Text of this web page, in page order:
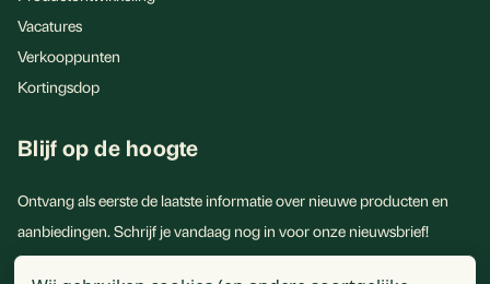
Duurzaam en natuurlijk
Onze vitamine D3 is duurzaam, want het wordt gewonnen
betekent dat je niet alleen je vitamine D-niveau verhoogt,
Sterke botten, tanden en meer
Bovendien is Golden Naturals Vitamine D3 25 mcg niet
Vacatures
Verkooppunten
Kortingsdop
Blijf op de hoogte
Ontvang als eerste de laatste informatie over nieuwe producten en
aanbiedingen. Schrijf je vandaag nog in voor onze nieuwsbrief!